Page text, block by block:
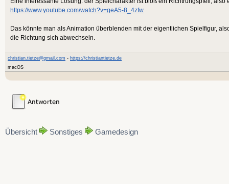
https://www.youtube.com/watch?v=geA5-8_4zfw
Das könnte man als Animation überblenden mit der eigentlichen Spielfigur,
die Richtung sich abwechseln.
christian.tietze@gmail.com - https://christiantietze.de
macOS
Übersicht Sonstiges Gamedesign